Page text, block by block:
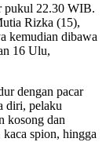
pukul 22.30 WIB.
Rizka (15),
kemudian dibawa
16 Ulu,
dengan pacar
diri, pelaku
kosong dan
spion, hingga